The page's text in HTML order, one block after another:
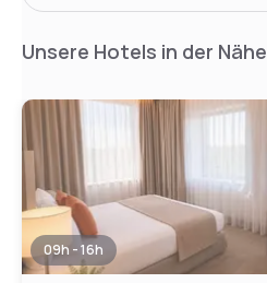
Unsere Hotels in der Nähe
09h - 16h